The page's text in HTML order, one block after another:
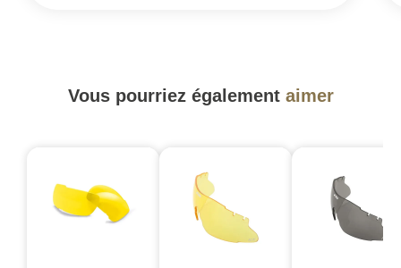
Vous pourriez également aimer